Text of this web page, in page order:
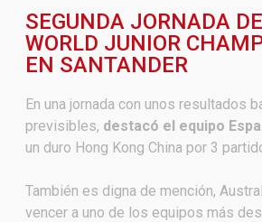
SEGUNDA JORNADA
WORLD JUNIOR
EN SANTANDER
En una jornada con unos resultados
previsibles, destacó el equipo
un duro Hong Kong China por 3
También es digna de mención,
vencer a uno de los equipos más